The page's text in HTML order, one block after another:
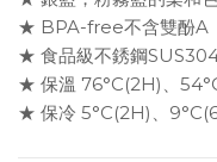
★ BPA-free不含雙酚A
★ 食品級不銹鋼
★ 保溫 76°C(2H)、
★ 保冷 5°C(2H)、